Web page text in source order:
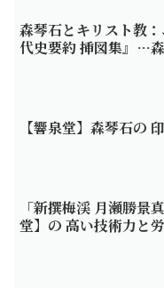
森琴石とキリスト教
代史要約 挿図集』…
【響泉堂】森琴石の
「新撰梅渓 月瀬勝景
堂】の 高い技術力と